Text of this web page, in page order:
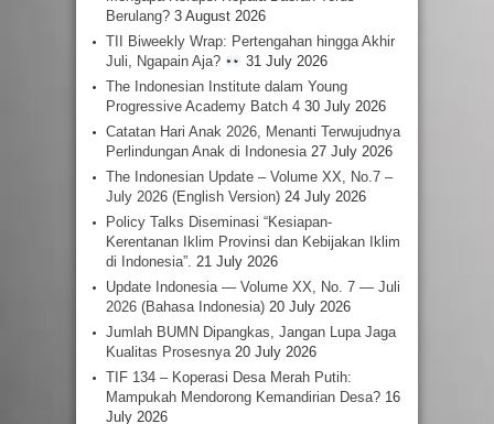
Berulang? 3 August 2026
TII Biweekly Wrap: Pertengahan hingga Akhir
Juli, Ngapain Aja?
31 July 2026
The Indonesian Institute dalam Young
Progressive Academy Batch 4 30 July 2026
Catatan Hari Anak 2026, Menanti Terwujudnya
Perlindungan Anak di Indonesia 27 July 2026
The Indonesian Update – Volume XX, No.7 –
July 2026 (English Version) 24 July 2026
Policy Talks Diseminasi “Kesiapan-
Kerentanan Iklim Provinsi dan Kebijakan Iklim
di Indonesia”. 21 July 2026
Update Indonesia — Volume XX, No. 7 — Juli
2026 (Bahasa Indonesia) 20 July 2026
Jumlah BUMN Dipangkas, Jangan Lupa Jaga
Kualitas Prosesnya 20 July 2026
TIF 134 – Koperasi Desa Merah Putih:
Mampukah Mendorong Kemandirian Desa? 16
July 2026